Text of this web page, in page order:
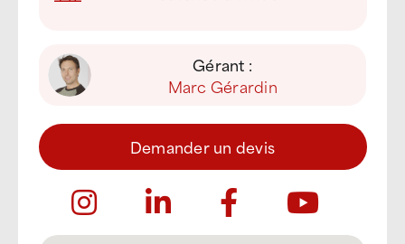
Gérant :
Marc Gérardin
Demander un devis